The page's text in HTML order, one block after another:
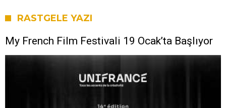
RASTGELE YAZI
My French Film Festivali 19 Ocak’ta Başlıyor